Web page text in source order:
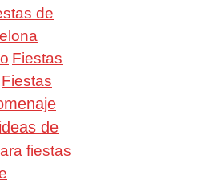
de
Fiestas
Fiestas
ideas de
fiestas